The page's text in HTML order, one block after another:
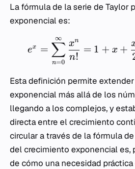
La fórmula de la serie de Taylor
exponencial es:
ex =
n=0
∑
∞
n!
xn
= 1 + x +
Esta definición permite
exponencial más allá de los
llegando a los complejos, y
directa entre el crecimiento
circular a través de la fórmula
del crecimiento exponencial es,
de cómo una necesidad